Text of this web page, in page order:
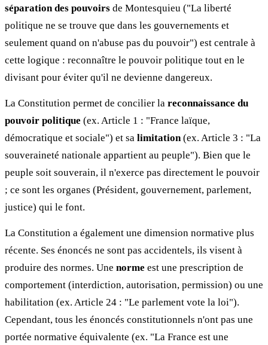
séparation des pouvoirs de Montesquieu ("La liberté
politique ne se trouve que dans les gouvernements et
seulement quand on n'abuse pas du pouvoir") est centrale à
cette logique : reconnaître le pouvoir politique tout en le
divisant pour éviter qu'il ne devienne dangereux.
La Constitution permet de concilier la reconnaissance du
pouvoir politique (ex. Article 1 : "France laïque,
démocratique et sociale") et sa limitation (ex. Article 3 : "La
souveraineté nationale appartient au peuple"). Bien que le
peuple soit souverain, il n'exerce pas directement le pouvoir
; ce sont les organes (Président, gouvernement, parlement,
justice) qui le font.
La Constitution a également une dimension normative plus
récente. Ses énoncés ne sont pas accidentels, ils visent à
produire des normes. Une norme est une prescription de
comportement (interdiction, autorisation, permission) ou une
habilitation (ex. Article 24 : "Le parlement vote la loi").
Cependant, tous les énoncés constitutionnels n'ont pas une
portée normative équivalente (ex. "La France est une